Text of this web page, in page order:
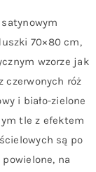
70×80 cm,
wzorze jak
czerwonych róż
i biało-zielone
tle z efektem
są po
na